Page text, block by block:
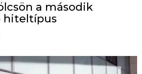
a második
hiteltípus